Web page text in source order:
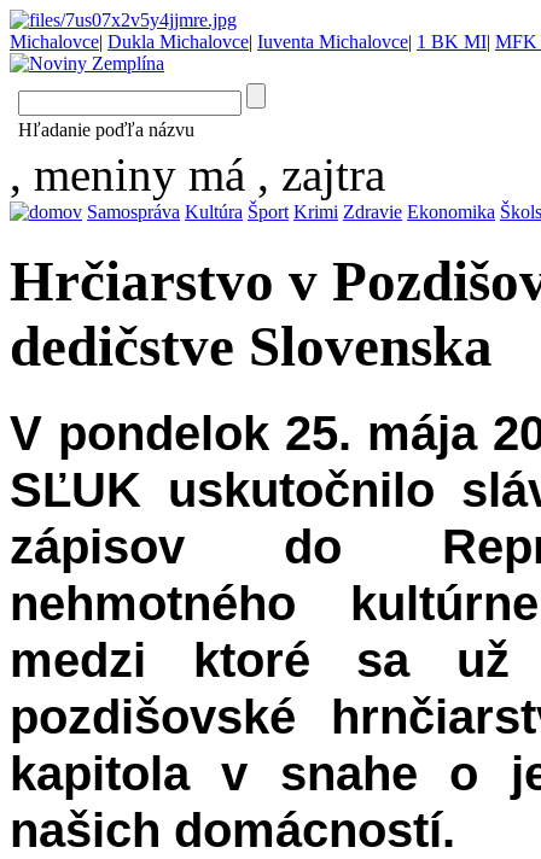
Michalovce| Dukla Michalovce| Iuventa Michalovce| 1 BK MI| MFK
Hľadanie poďľa názvu
, meniny má , zajtra
Samospráva Kultúra Šport Krimi Zdravie Ekonomika
Hrčiarstvo v
dedičstve Slovenska
V pondelok 25. mája
SĽUK uskutočnilo
zápisov do
nehmotného
medzi ktoré sa už
pozdišovské
kapitola v snahe o
našich domácností.